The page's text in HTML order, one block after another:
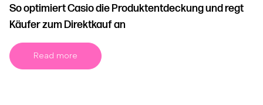
So optimiert Casio die Produktentdeckung und regt
Käufer zum Direktkauf an
Read more